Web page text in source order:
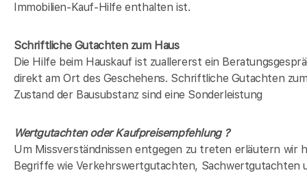
Immobilien-Kauf-Hilfe enthalten ist.
Schriftliche Gutachten zum Haus
Die Hilfe beim Hauskauf ist zuallererst ein
direkt am Ort des Geschehens. Schriftliche Gutachten
Zustand der Bausubstanz sind eine Sonderleistung
Wertgutachten oder Kaufpreisempfehlung ?
Um Missverständnissen entgegen zu treten erläutern wir
Begriffe wie Verkehrswertgutachten, Sachwertgutachten